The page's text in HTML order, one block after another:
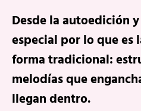
Desde la autoedición
especial por lo que es
forma tradicional:
melodías que
llegan dentro.